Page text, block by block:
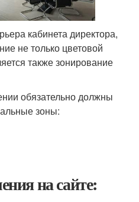
кабинета директора,
не только цветовой
также зонирование
обязательно должны
зоны:
на сайте: